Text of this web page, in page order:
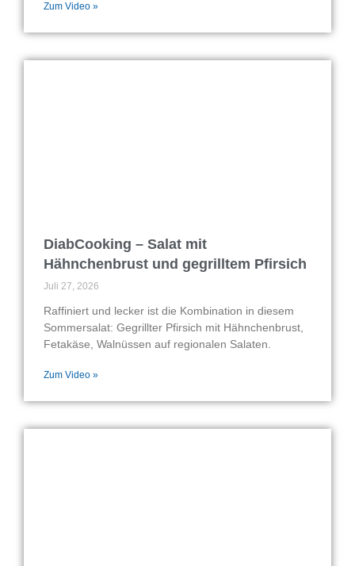
Zum Video »
DiabCooking – Salat mit
Hähnchenbrust und gegrilltem Pfirsich
Juli 27, 2026
Raffiniert und lecker ist die Kombination in diesem
Sommersalat: Gegrillter Pfirsich mit Hähnchenbrust,
Fetakäse, Walnüssen auf regionalen Salaten.
Zum Video »